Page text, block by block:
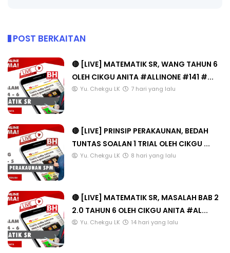
POST BERKAITAN
🔴 [LIVE] MATEMATIK SR, WANG TAHUN 6
OLEH CIKGU ANITA #ALLINONE #141 #...
Yu. Chekgu LK 7 hari yang lalu
🔴 [LIVE] PRINSIP PERAKAUNAN, BEDAH
TUNTAS SOALAN 1 TRIAL OLEH CIKGU ...
Yu. Chekgu LK 8 hari yang lalu
🔴 [LIVE] MATEMATIK SR, MASALAH BAB 2
2.0 TAHUN 6 OLEH CIKGU ANITA #AL...
Yu. Chekgu LK 14 hari yang lalu